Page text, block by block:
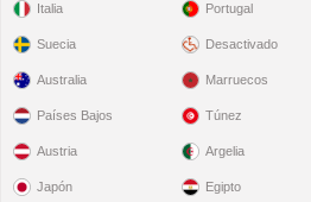
Italia
Suecia
Portugal
Desactivado
Australia
Países Bajos
Austria
Japón
Marruecos
Túnez
Argelia
Egipto